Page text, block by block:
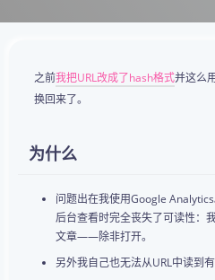
之前我把URL改成了hash格式并这么
换回来了。
为什么
问题出在我使用Google
后台查看时完全丧失了可读性：
文章——除非打开。
另外我自己也无法从URL中读到有